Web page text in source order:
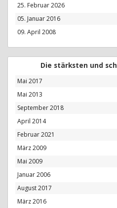
25. Februar 2026
05. Januar 2016
09. April 2008
Die stärksten und
Mai 2017
Mai 2013
September 2018
April 2014
Februar 2021
März 2009
Mai 2009
Januar 2006
August 2017
März 2016